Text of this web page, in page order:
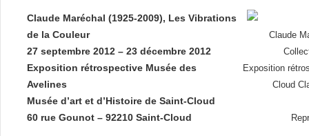
Claude Maréchal (1925-2009), Les Vibrations
de la Couleur
27 septembre 2012 – 23 décembre 2012
Exposition rétrospective Musée des
Avelines
Musée d’art et d’Histoire de Saint-Cloud
60 rue Gounot – 92210 Saint-Cloud
Claude
Exposition
Cloud